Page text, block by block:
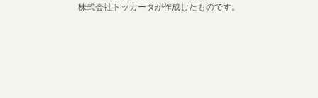
株式会社トッカータが作成したものです。